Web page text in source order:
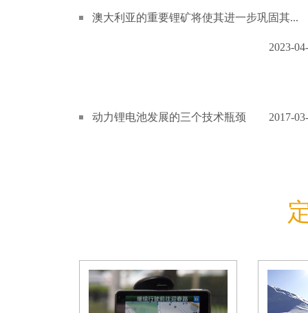
澳大利亚的重要锂矿将使其进一步巩固其...
2023-
动力锂电池发展的三个技术瓶颈 2017-